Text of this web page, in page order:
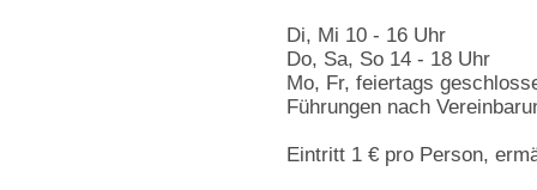
Di, Mi 10 - 16 Uhr
Do, Sa, So 14 - 18 Uhr
Mo, Fr, feiertags
Führungen nach
Eintritt 1 € pro Person,